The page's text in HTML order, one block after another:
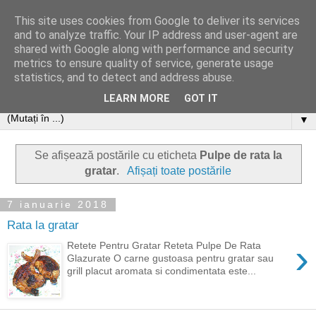
▼
Se afișează postările cu eticheta Pulpe de rata la
gratar. Afișați toate postările
7 ianuarie 2018
Rata la gratar
›
Retete Pentru Gratar Reteta Pulpe De Rata
Glazurate O carne gustoasa pentru gratar sau
grill placut aromata si condimentata este...
This site uses cookies from Google to deliver its services
and to analyze traffic. Your IP address and user-agent are
shared with Google along with performance and security
metrics to ensure quality of service, generate usage
statistics, and to detect and address abuse.
LEARN MORE GOT IT